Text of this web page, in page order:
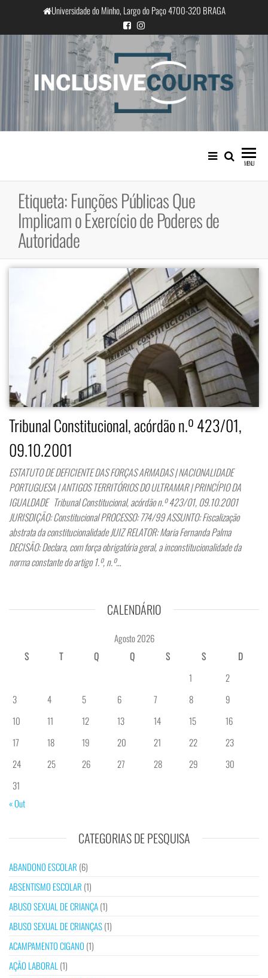
o
conteúdo
Universidade do Minho, Largo do Paço 4700-320 BRAGA
InclusiveCourts
Igualdade e diferença cultural na
prática judicial portuguesa
MENU
Etiqueta:Funções Públicas Que
Implicam o Exercício de Poderes de
Autoridade
Tribunal Constitucional, acórdão n.º 423/01,
09.10.2001
ESTATUTO DE DEFICIENTE DAS FORÇAS ARMADAS | NACIONALIDADE
PORTUGUESA | ANTIGOS TERRITÓRIOS DO ULTRAMAR | PRINCÍPIO DA
IGUALDADE Tribunal Constitucional, acórdão n.º 423/01, 09.10.2001
JURISDIÇÃO: Constitucional PROCESSO: 774/99 ASSUNTO: Fiscalização
abstrata da constitucionalidade JUIZ RELATOR: Maria Fernanda Palma
DECISÃO: Declara, com força obrigatória geral, a inconstitucionalidade da
norma constante do artigo 1.º, n.º…
CALENDÁRIO
Agosto 2026
S
T Q Q S S
D
1
2
3
4 5 6 7 8
9
10
11 12 13 14 15
16
17
18 19 20 21 22
23
24
25 26 27 28 29
30
31
« Out
CATEGORIAS DE PESQUISA
ABANDONO ESCOLAR (6)
ABSENTISMO ESCOLAR (1)
ABUSO SEXUAL DE CRIANÇA(1)
ABUSO SEXUAL DE CRIANÇAS(1)
ACAMPAMENTO CIGANO (1)
AÇÃO LABORAL (1)